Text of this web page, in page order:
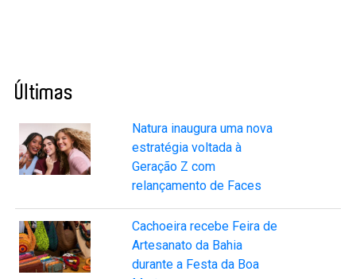
Últimas
Natura inaugura uma nova
estratégia voltada à
Geração Z com
relançamento de Faces
Cachoeira recebe Feira de
Artesanato da Bahia
durante a Festa da Boa